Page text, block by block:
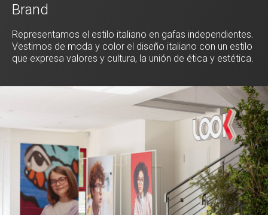
Brand
Representamos el estilo italiano en gafas independientes.
Vestimos de moda y color el diseño italiano con un estilo
que expresa valores y cultura, la unión de ética y estética.